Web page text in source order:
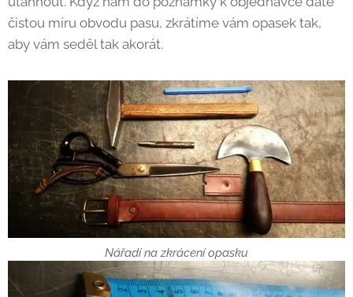
čistou míru obvodu pasu, zkrátíme vám opasek tak,
aby vám seděl tak akorát.
Nářadí na zkrácení opasku